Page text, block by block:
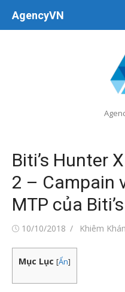
AgencyVN
Biti’s Hunter
2 – Campain
MTP của Biti’s
Đăng10/10/2018
Tác
Khiêm
Mục Lục [Ẩn]